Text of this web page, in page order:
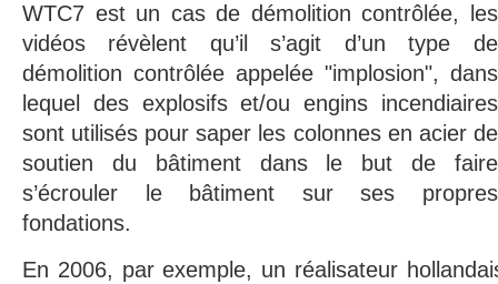
WTC7 est un cas de démolition contrôlée, les
vidéos révèlent qu’il s’agit d’un type de
démolition contrôlée appelée "implosion", dans
lequel des explosifs et/ou engins incendiaires
sont utilisés pour saper les colonnes en acier de
soutien du bâtiment dans le but de faire
s’écrouler le bâtiment sur ses propres
fondations.
En 2006, par exemple, un réalisateur